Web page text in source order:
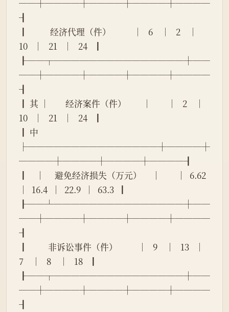
──┼────┼────┼────┼────
┨
┃           经济代理（件）           │   6    │   2    │
10   │   21   │   24   ┃
┠──┬───────────────┼──
──┼────┼────┼────┼────
┨
┃ 其 │        经济案件（件）        │        │   2    │
10   │   21   │   24   ┃
┃ 中
├───────────────┼────┼
────┼────┼────┼────┨
┃    │     避免经济损失（万元）     │        │  6.62
│  16.4  │  22.9  │  63.3  ┃
┠──┴───────────────┼──
──┼────┼────┼────┼────
┨
┃          非诉讼事件（件）          │   9    │   13   │
7    │   8    │   18   ┃
┠──┬───────────────┼──
──┼────┼────┼────┼────
┨